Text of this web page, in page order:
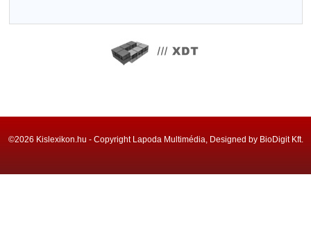
©2026 Kislexikon.hu - Copyright Lapoda Multimédia, Designed by BioDigit Kft.